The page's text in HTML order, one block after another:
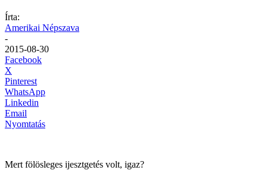
Írta:
Amerikai Népszava
-
2015-08-30
Facebook
X
Pinterest
WhatsApp
Linkedin
Email
Nyomtatás
Mert fölösleges ijesztgetés volt, igaz?